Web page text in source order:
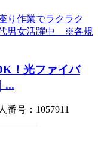
！光ファイバ
...
号：1057911